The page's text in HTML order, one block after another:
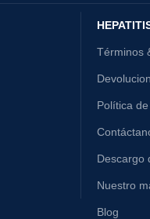
Términos
Política
Descargo
Nuestro
Blog